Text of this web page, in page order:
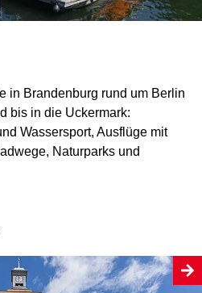
in Brandenburg rund um Berlin
bis in die Uckermark:
Wassersport, Ausflüge mit
Naturparks und